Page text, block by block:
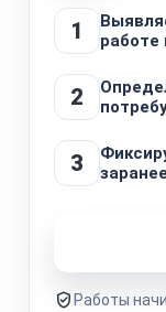
1
работе
2
3
заранее
Работы